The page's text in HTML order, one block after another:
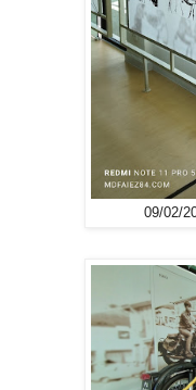
09/02/